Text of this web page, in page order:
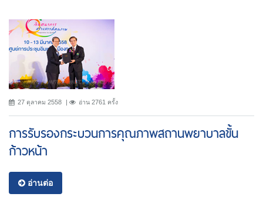
27 ตุลาคม 2558 อ่าน 2761 ครั้ง
การรับรองกระบวนการคุณภาพสถานพยาบาลขั้น
ก้าวหน้า
อ่านต่อ